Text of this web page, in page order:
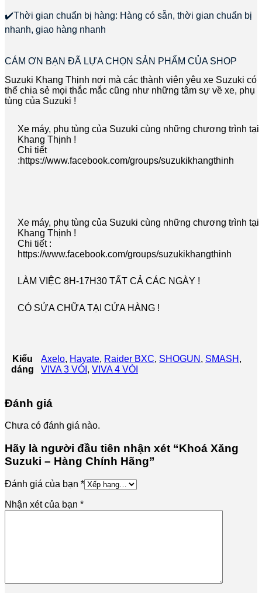
✔️Thời gian chuẩn bị hàng: Hàng có sẵn, thời gian chuẩn bị
nhanh, giao hàng nhanh
CÁM ƠN BẠN ĐÃ LỰA CHỌN SẢN PHẨM CỦA SHOP
Suzuki Khang Thịnh nơi mà các thành viên yêu xe Suzuki có
thể chia sẻ mọi thắc mắc cũng như những tâm sự về xe, phụ
tùng của Suzuki !
Xe máy, phụ tùng của Suzuki cùng những chương trình tại
Khang Thịnh !
Chi tiết
:https://www.facebook.com/groups/suzukikhangthinh
Xe máy, phụ tùng của Suzuki cùng những chương trình tại
Khang Thịnh !
Chi tiết :
https://www.facebook.com/groups/suzukikhangthinh
LÀM VIỆC 8H-17H30 TẤT CẢ CÁC NGÀY !
CÓ SỬA CHỮA TẠI CỬA HÀNG !
Kiểu
dáng
Axelo, Hayate, Raider BXC, SHOGUN , SMASH ,
VIVA 3 VÒI , VIVA 4 VÒI
Đánh giá
Chưa có đánh giá nào.
Hãy là người đầu tiên nhận xét “Khoá Xăng
Suzuki – Hàng Chính Hãng”
Đánh giá của bạn *
Nhận xét của bạn *